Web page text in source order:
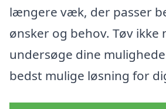
længere væk, der passer
ønsker og behov. Tøv ikke
undersøge dine
bedst mulige løsning for